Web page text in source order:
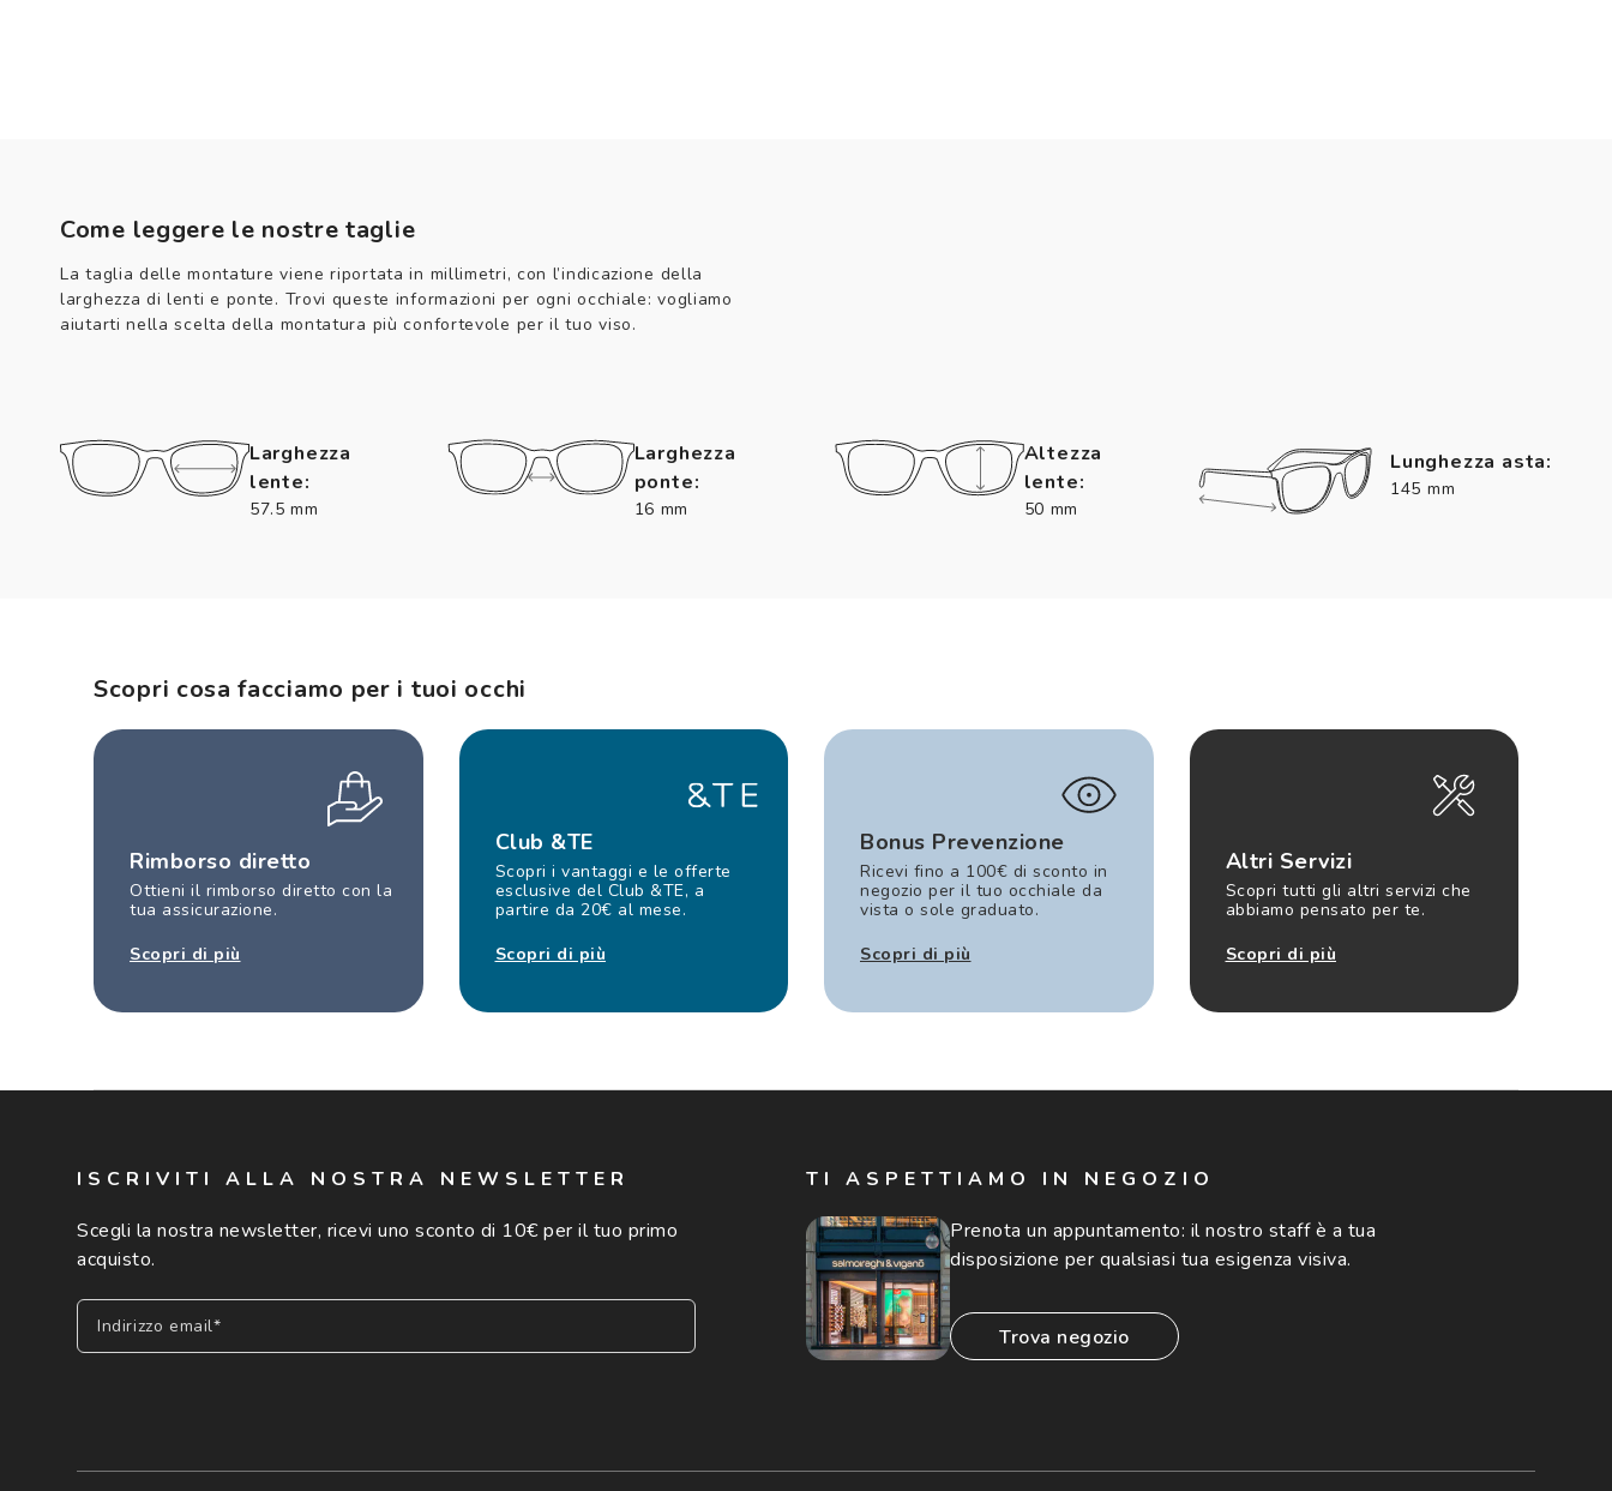
Come leggere le nostre taglie
La taglia delle montature viene riportata in millimetri, con l’indicazione della
larghezza di lenti e ponte. Trovi queste informazioni per ogni occhiale: vogliamo
aiutarti nella scelta della montatura più confortevole per il tuo viso.
Larghezza
lente:
57.5 mm
Larghezza
ponte:
16 mm
Altezza
lente:
50 mm
Lunghezza asta:
145 mm
Scopri cosa facciamo per i tuoi occhi
Rimborso diretto
Ottieni il rimborso diretto con la
tua assicurazione.
Scopri di più
Club &TE
Scopri i vantaggi e le offerte
esclusive del Club &TE, a
partire da 20€ al mese.
Scopri di più
Bonus Prevenzione
Ricevi fino a 100€ di sconto in
negozio per il tuo occhiale da
vista o sole graduato.
Scopri di più
Altri Servizi
Scopri tutti gli altri servizi che
abbiamo pensato per te.
Scopri di più
ISCRIVITI ALLA NOSTRA NEWSLETTER
Scegli la nostra newsletter, ricevi uno sconto di 10€ per il tuo primo
acquisto.
Indirizzo email*
TI ASPETTIAMO IN NEGOZIO
Prenota un appuntamento: il nostro staff è a tua
disposizione per qualsiasi tua esigenza visiva.
trova negozio